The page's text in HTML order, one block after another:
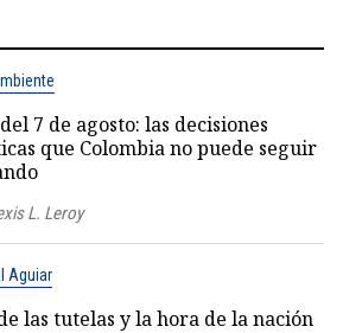
7 de agosto: las decisiones
que Colombia no puede seguir
L. Leroy
Aguiar
las tutelas y la hora de la nación